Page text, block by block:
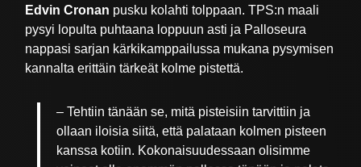
Edvin Cronan pusku kolahti tolppaan. TPS:n maali
pysyi lopulta puhtaana loppuun asti ja Palloseura
nappasi sarjan kärkikamppailussa mukana pysymisen
kannalta erittäin tärkeät kolme pistettä.
– Tehtiin tänään se, mitä pisteisiin tarvittiin ja
ollaan iloisia siitä, että palataan kolmen pisteen
kanssa kotiin. Kokonaisuudessaan olisimme